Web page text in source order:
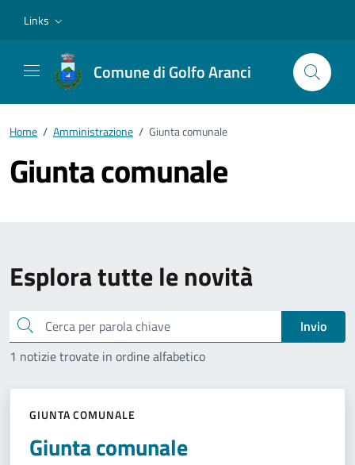
Links
Comune di Golfo Aranci
Home / Amministrazione / Giunta comunale
Giunta comunale
Esplora tutte le novità
Cerca
Invio
1 notizie trovate in ordine alfabetico
GIUNTA COMUNALE
Giunta comunale